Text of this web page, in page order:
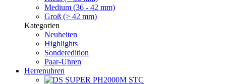
Medium (36 - 42 mm)
Groß (> 42 mm)
Kategorien
Neuheiten
Highlights
Sonderedition
Paar-Uhren
Herrenuhren